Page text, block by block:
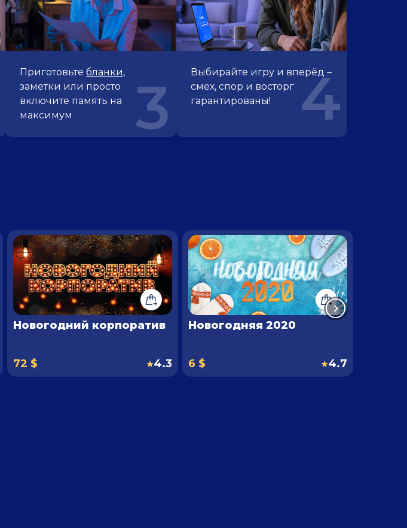
Приготовьте бланки,
заметки или просто
включите память на
максимум
3
Выбирайте игру и вперёд –
смех, спор и восторг
гарантированы!
4
Новогодний корпоратив
72 $ 4.3
Новогодняя 2020
6 $ 4.7